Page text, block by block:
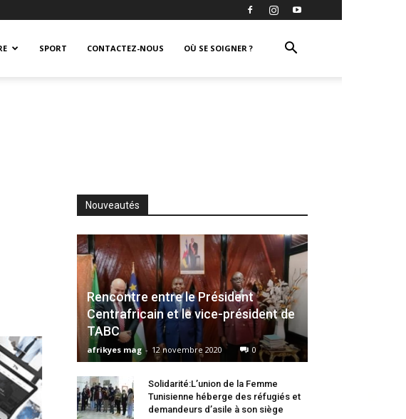
SPORT CONTACTEZ-NOUS OÙ SE SOIGNER ?
Nouveautés
Rencontre entre le Président
Centrafricain et le vice-président de
TABC
afrikyes mag - 12 novembre 2020 0
Solidarité:L’union de la Femme
Tunisienne héberge des réfugiés et
demandeurs d’asile à son siège